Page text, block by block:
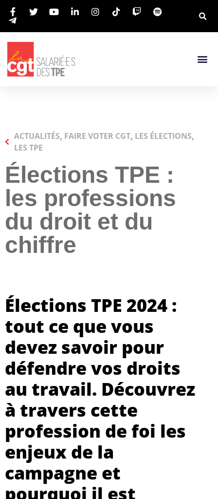
ACTUALITÉS, FAIRE VOTER CGT, LES ÉLECTIONS,
LES TPE
Élections TPE :
les professions
du droit et du
chiffre
Élections TPE 2024 :
tout ce que vous
devez savoir pour
défendre vos droits
au travail. Découvrez
à travers cette
profession de foi les
enjeux de la
campagne et
pourquoi il est